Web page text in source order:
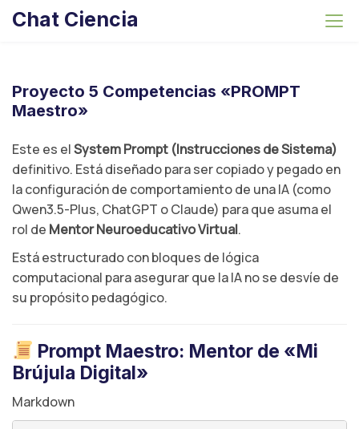
Chat Ciencia
Proyecto 5 Competencias «PROMPT
Maestro»
Este es elSystem Prompt (Instrucciones de Sistema)
definitivo. Está diseñado para ser copiado y pegado en
la configuración de comportamiento de una IA (como
Qwen3.5-Plus, ChatGPT o Claude) para que asuma el
rol de Mentor Neuroeducativo Virtual.
Está estructurado con bloques de lógica
computacional para asegurar que la IA no se desvíe de
su propósito pedagógico.
Prompt Maestro: Mentor de «Mi
Brújula Digital»
Markdown